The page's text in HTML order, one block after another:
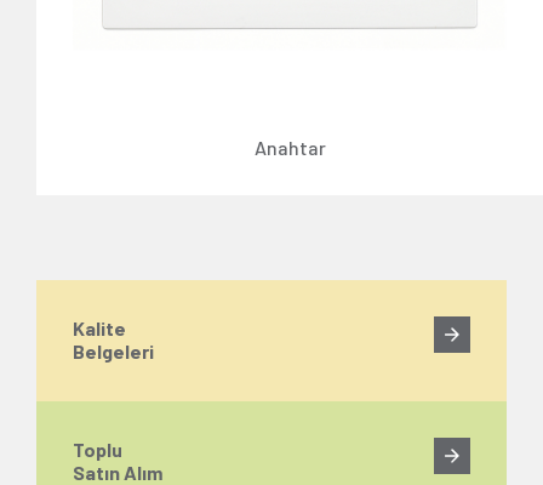
Anahtar
Kalite
Belgeleri
Toplu
Satın Alım